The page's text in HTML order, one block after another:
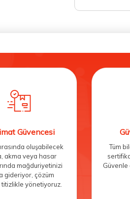
Güvencesi
oluşabilecek
akma veya hasar
mağduriyetinizi
gideriyor, çözüm
titizlikle yönetiyoruz.
Tüm
Güvenle